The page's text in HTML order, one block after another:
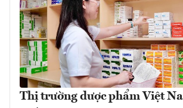
Thị trường dược phẩm Việt